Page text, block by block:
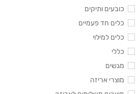
כובעים ותיקים
כלים חד פעמיים
כלים למילוי
כללי
מגשים
מוצרי אריזה